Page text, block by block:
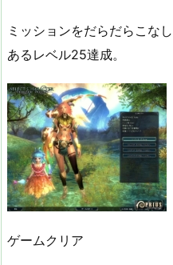
ミッションをだらだらこな
あるレベル25達成。
ゲームクリア